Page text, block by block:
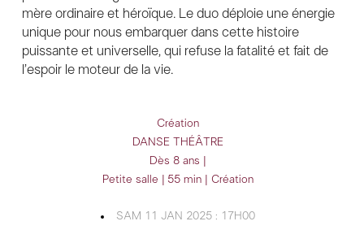
mère ordinaire et héroïque. Le duo déploie une énergie
unique pour nous embarquer dans cette histoire
puissante et universelle, qui refuse la fatalité et fait de
l’espoir le moteur de la vie.
Création
DANSE THÉÂTRE
Dès 8 ans |
Petite salle | 55 min | Création
SAM 11 JAN 2025 : 17H00